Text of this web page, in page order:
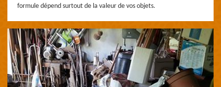
formule dépend surtout de la valeur de vos objets.